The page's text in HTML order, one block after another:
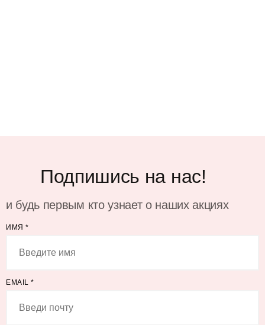
Подпишись на нас!
и будь первым кто узнает о наших акциях
ИМЯ *
EMAIL *